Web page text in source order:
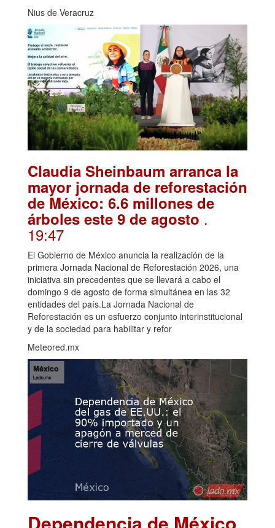
Nius de Veracruz
Claudia Sheinbaum arranca la
mayor jornada de reforestación
de México: 6.6 millones de
árboles este 9 de agosto .
19:47
El Gobierno de México anuncia la realización de la
primera Jornada Nacional de Reforestación 2026, una
iniciativa sin precedentes que se llevará a cabo el
domingo 9 de agosto de forma simultánea en las 32
entidades del país.La Jornada Nacional de
Reforestación es un esfuerzo conjunto interinstitucional
y de la sociedad para habilitar y refor
Meteored.mx